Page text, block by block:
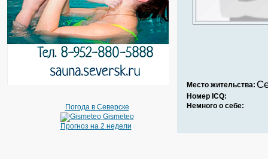
Погода в Северске
Gismeteo
Прогноз на 2 недели
Место жительства:
Номер ICQ:
Немного о себе: